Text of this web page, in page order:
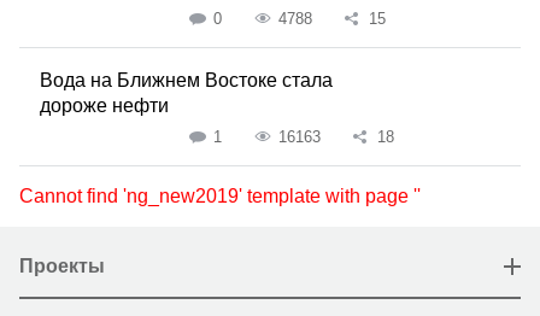
0 4788 15
Вода на Ближнем Востоке стала
дороже нефти
1 16163 18
Cannot find 'ng_new2019' template with page ''
Проекты